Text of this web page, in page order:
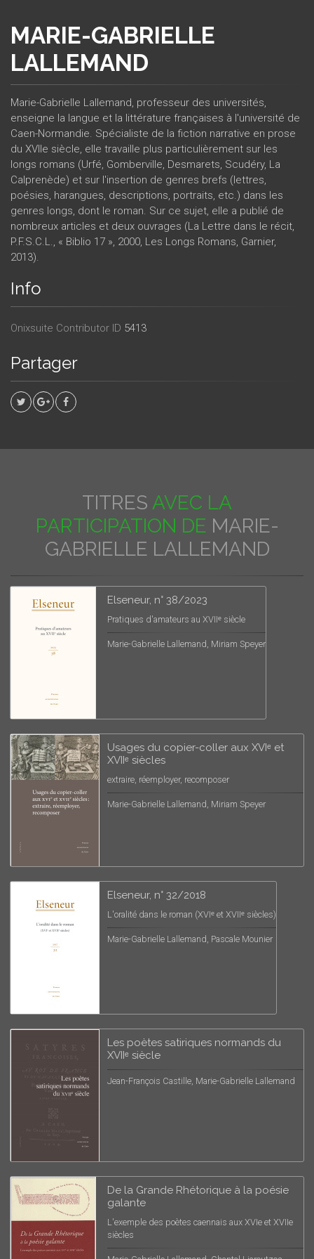
MARIE-GABRIELLE
LALLEMAND
Marie-Gabrielle Lallemand, professeur des universités,
enseigne la langue et la littérature françaises à l'université de
Caen-Normandie. Spécialiste de la fiction narrative en prose
du XVIIe siècle, elle travaille plus particulièrement sur les
longs romans (Urfé, Gomberville, Desmarets, Scudéry, La
Calprenède) et sur l'insertion de genres brefs (lettres,
poésies, harangues, descriptions, portraits, etc.) dans les
genres longs, dont le roman. Sur ce sujet, elle a publié de
nombreux articles et deux ouvrages (La Lettre dans le récit,
P.F.S.C.L., « Biblio 17 », 2000, Les Longs Romans, Garnier,
2013).
Info
Onixsuite Contributor ID 5413
Partager
TITRES AVEC LA
PARTICIPATION DE MARIE-
GABRIELLE LALLEMAND
Elseneur, n° 38/2023
Pratiques d'amateurs au XVIIᵉ siècle
Marie-Gabrielle Lallemand, Miriam Speyer
Usages du copier-coller aux XVIᵉ et
XVIIᵉ siècles
extraire, réemployer, recomposer
Marie-Gabrielle Lallemand, Miriam Speyer
Elseneur, n° 32/2018
L'oralité dans le roman (XVIᵉ et XVIIᵉ siècles)
Marie-Gabrielle Lallemand, Pascale Mounier
Les poètes satiriques normands du
XVIIᵉ siècle
Jean-François Castille, Marie-Gabrielle Lallemand
De la Grande Rhétorique à la poésie
galante
L'exemple des poètes caennais aux XVIe et XVIIe
siècles